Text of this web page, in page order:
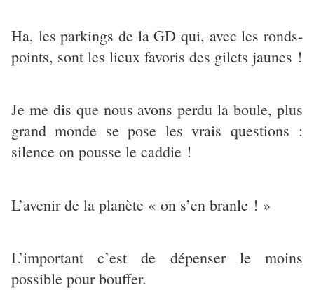
Ha, les parkings de la GD qui, avec les ronds-
points, sont les lieux favoris des gilets jaunes !
Je me dis que nous avons perdu la boule, plus
grand monde se pose les vrais questions :
silence on pousse le caddie !
L’avenir de la planète « on s’en branle ! »
L’important c’est de dépenser le moins
possible pour bouffer.